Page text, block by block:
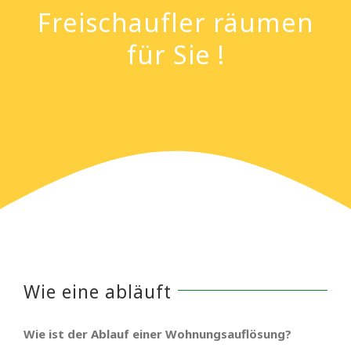
Freischaufler räumen
für Sie !
Wie eine abläuft
Wie ist der Ablauf einer Wohnungsauflösung?